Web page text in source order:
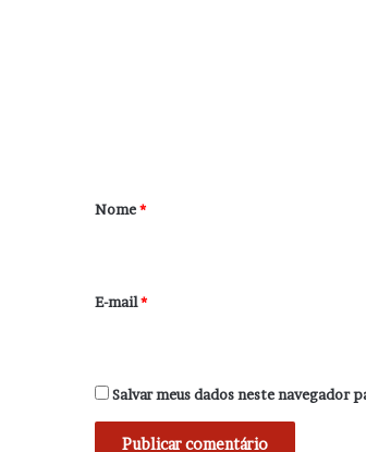
r
*
Nome*
E-mail*
Salvar meus dados neste navegador